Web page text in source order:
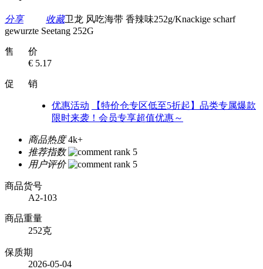
分享 收藏卫龙 风吃海带 香辣味252g/Knackige scharf
gewurzte Seetang 252G
售 价
€ 5.17
促 销
优惠活动
【特价仓专区低至5折起】品类专属爆款
限时来袭！会员专享超值优惠～
商品热度 4k+
推荐指数
用户评价
商品货号
A2-103
商品重量
252克
保质期
2026-05-04